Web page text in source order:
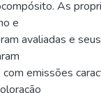
As
e
avaliadas e
com emissões